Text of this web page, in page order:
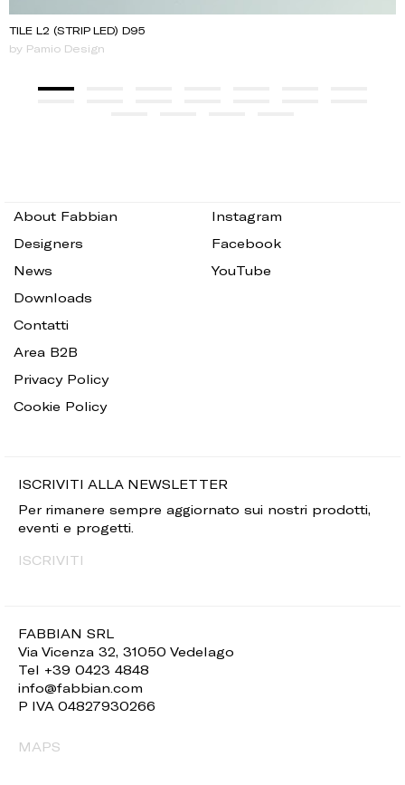
TILE L2 (STRIP LED) D95
by Pamio Design
FABBIAN SRL
Via Vicenza 32, 31050 Vedelago
Tel +39 0423 4848
info@fabbian.com
P IVA 04827930266
MAPS
About Fabbian
Designers
News
Downloads
Contatti
Area B2B
Privacy Policy
Cookie Policy
Instagram
Facebook
YouTube
ISCRIVITI ALLA NEWSLETTER
Per rimanere sempre aggiornato sui nostri prodotti,
eventi e progetti.
ISCRIVITI